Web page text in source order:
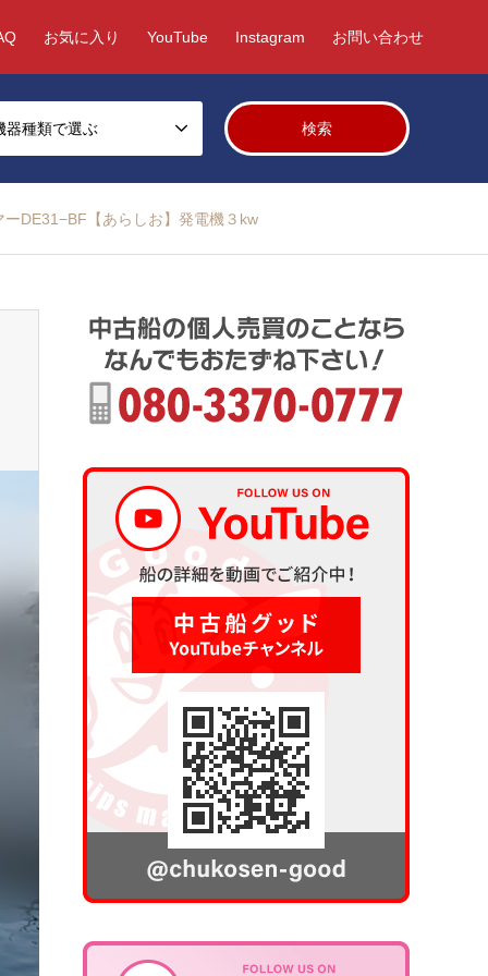
お気に入り YouTube Instagram お問い合わせ
器種類で選ぶ
ーDE31−BF【あらしお】発電機３kw